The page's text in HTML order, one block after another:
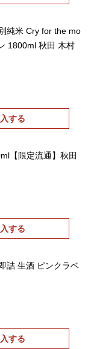
純米 Cry for the mo
1800ml 秋田 木村
する
【限定流通】秋田
する
ラベ
する